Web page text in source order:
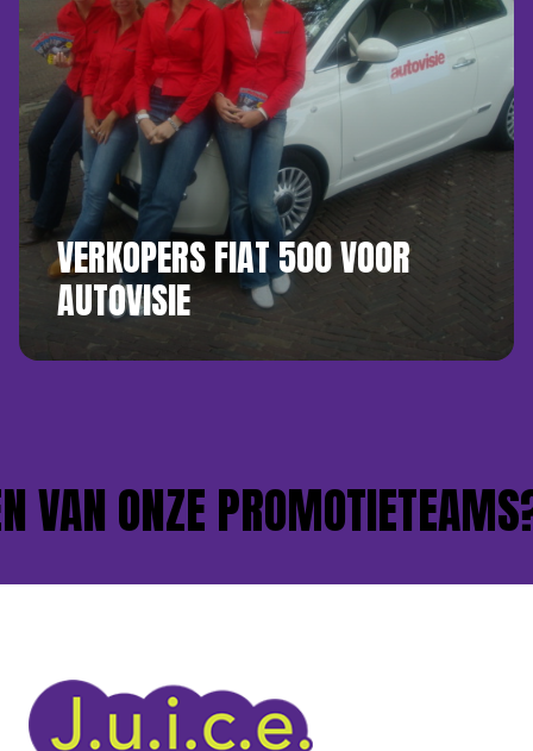
VERKOPERS FIAT 500 VOOR
AUTOVISIE
ONZE PROMOTIETEAMS?